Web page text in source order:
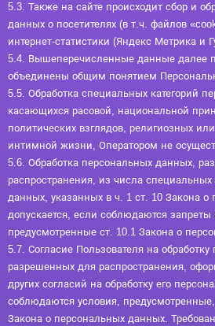
5.3. Также на сайте происходит сбор и
данных о посетителях (в т.ч. файлов
интернет-статистики (Яндекс Метрика и
5.4. Вышеперечисленные данные далее
объединены общим понятием
5.5. Обработка специальных категорий
касающихся расовой, национальной
политических взглядов, религиозных
интимной жизни, Оператором не
5.6. Обработка персональных данных,
распространения, из числа специальных
данных, указанных в ч. 1 ст. 10 Закона о
допускается, если соблюдаются запреты
предусмотренные ст. 10.1 Закона о
5.7. Согласие Пользователя на
разрешенных для распространения,
других согласий на обработку его
соблюдаются условия,
Закона о персональных данных.